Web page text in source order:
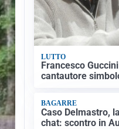
LUTTO
Francesco
cantautore
BAGARRE
Caso Delmastro,
chat: scontro in